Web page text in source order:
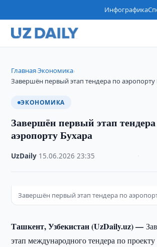
Инфографика
Главная›Экономика›
Завершён первый этап тендера по аэропорту
ЭКОНОМИКА
Завершён первый этап
аэропорту Бухара
UzDaily 15.06.2026 ·23:35
Завершён первый этап тендера по
Ташкент, Узбекистан (UzDaily.uz) —
этап международного тендера по проекту